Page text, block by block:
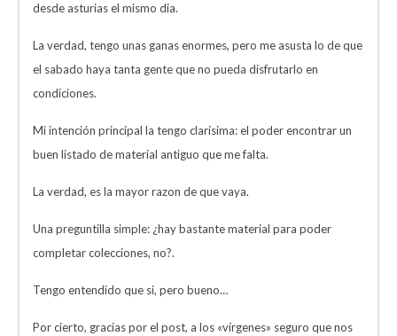
desde asturias el mismo dia.
La verdad, tengo unas ganas enormes, pero me asusta lo de que
el sabado haya tanta gente que no pueda disfrutarlo en
condiciones.
Mi intención principal la tengo clarísima: el poder encontrar un
buen listado de material antiguo que me falta.
La verdad, es la mayor razon de que vaya.
Una preguntilla simple: ¿hay bastante material para poder
completar colecciones, no?.
Tengo entendido que si, pero bueno…
Por cierto, gracias por el post, a los «vírgenes» seguro que nos